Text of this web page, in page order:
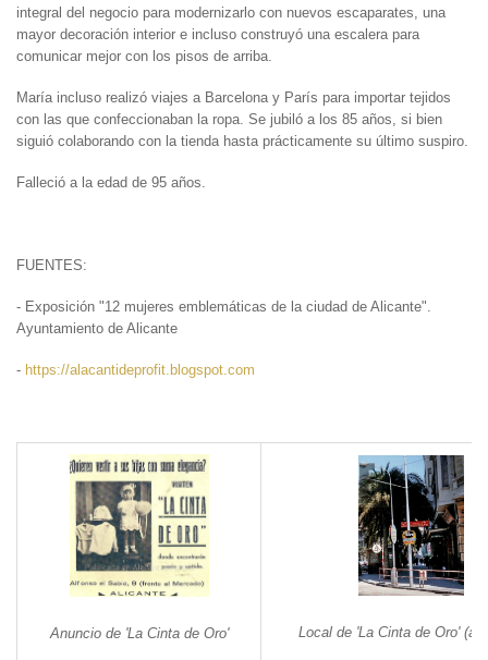
integral del negocio para modernizarlo con nuevos escaparates, una
mayor decoración interior e incluso construyó una escalera para
comunicar mejor con los pisos de arriba.
María incluso realizó viajes a Barcelona y París para importar tejidos
con las que confeccionaban la ropa. Se jubiló a los 85 años, si bien
siguió colaborando con la tienda hasta prácticamente su último suspiro.
Falleció a la edad de 95 años.
FUENTES:
- Exposición "12 mujeres emblemáticas de la ciudad de Alicante".
Ayuntamiento de Alicante
- https://alacantideprofit.blogspot.com
Anuncio de 'La Cinta de Oro' Local de 'La Cinta de Oro'